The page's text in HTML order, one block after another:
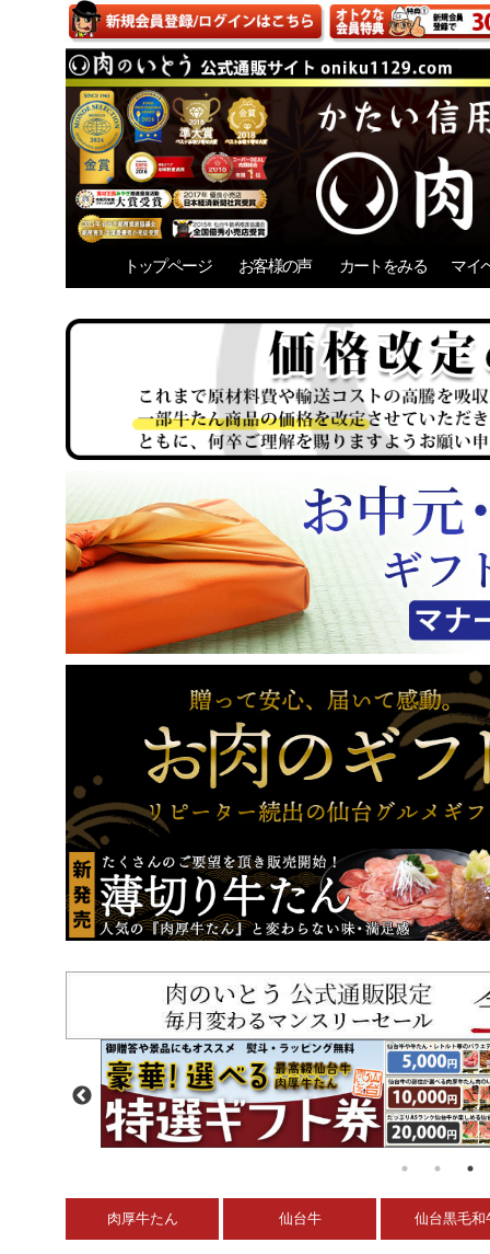
トップページ お客様の声 カートをみる マイ
肉厚牛たん 仙台牛 仙台黒毛和